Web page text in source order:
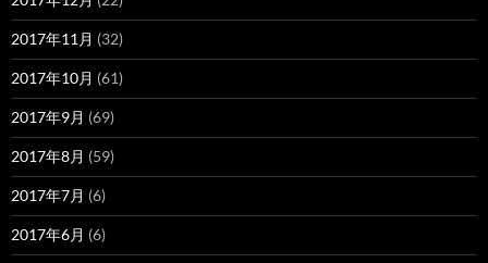
2017年11月 (32)
2017年10月 (61)
2017年9月 (69)
2017年8月 (59)
2017年7月 (6)
2017年6月 (6)